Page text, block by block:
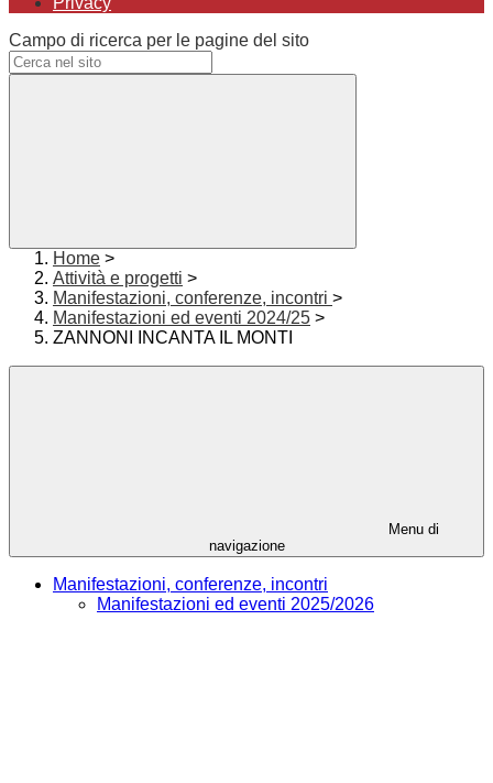
Campo di ricerca per le pagine del sito
Home >
Attività e progetti >
Manifestazioni, conferenze, incontri >
Manifestazioni ed eventi 2024/25 >
ZANNONI INCANTA IL MONTI
Menu di
navigazione
Manifestazioni, conferenze, incontri
Manifestazioni ed eventi 2025/2026